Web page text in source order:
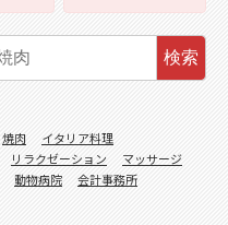
検索
焼肉
イタリア料理
リラクゼーション
マッサージ
動物病院
会計事務所